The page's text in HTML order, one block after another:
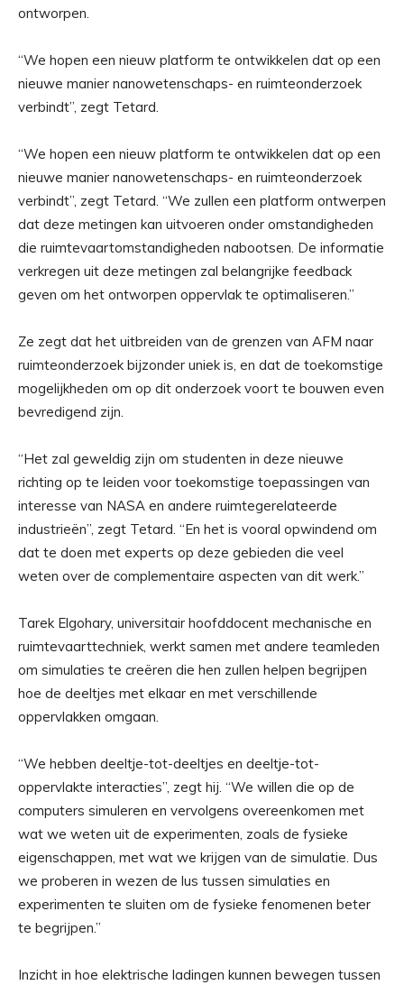
ontworpen.
“We hopen een nieuw platform te ontwikkelen dat op een
nieuwe manier nanowetenschaps- en ruimteonderzoek
verbindt”, zegt Tetard.
“We hopen een nieuw platform te ontwikkelen dat op een
nieuwe manier nanowetenschaps- en ruimteonderzoek
verbindt”, zegt Tetard. “We zullen een platform ontwerpen
dat deze metingen kan uitvoeren onder omstandigheden
die ruimtevaartomstandigheden nabootsen. De informatie
verkregen uit deze metingen zal belangrijke feedback
geven om het ontworpen oppervlak te optimaliseren.”
Ze zegt dat het uitbreiden van de grenzen van AFM naar
ruimteonderzoek bijzonder uniek is, en dat de toekomstige
mogelijkheden om op dit onderzoek voort te bouwen even
bevredigend zijn.
“Het zal geweldig zijn om studenten in deze nieuwe
richting op te leiden voor toekomstige toepassingen van
interesse van NASA en andere ruimtegerelateerde
industrieën”, zegt Tetard. “En het is vooral opwindend om
dat te doen met experts op deze gebieden die veel
weten over de complementaire aspecten van dit werk.”
Tarek Elgohary, universitair hoofddocent mechanische en
ruimtevaarttechniek, werkt samen met andere teamleden
om simulaties te creëren die hen zullen helpen begrijpen
hoe de deeltjes met elkaar en met verschillende
oppervlakken omgaan.
“We hebben deeltje-tot-deeltjes en deeltje-tot-
oppervlakte interacties”, zegt hij. “We willen die op de
computers simuleren en vervolgens overeenkomen met
wat we weten uit de experimenten, zoals de fysieke
eigenschappen, met wat we krijgen van de simulatie. Dus
we proberen in wezen de lus tussen simulaties en
experimenten te sluiten om de fysieke fenomenen beter
te begrijpen.”
Inzicht in hoe elektrische ladingen kunnen bewegen tussen